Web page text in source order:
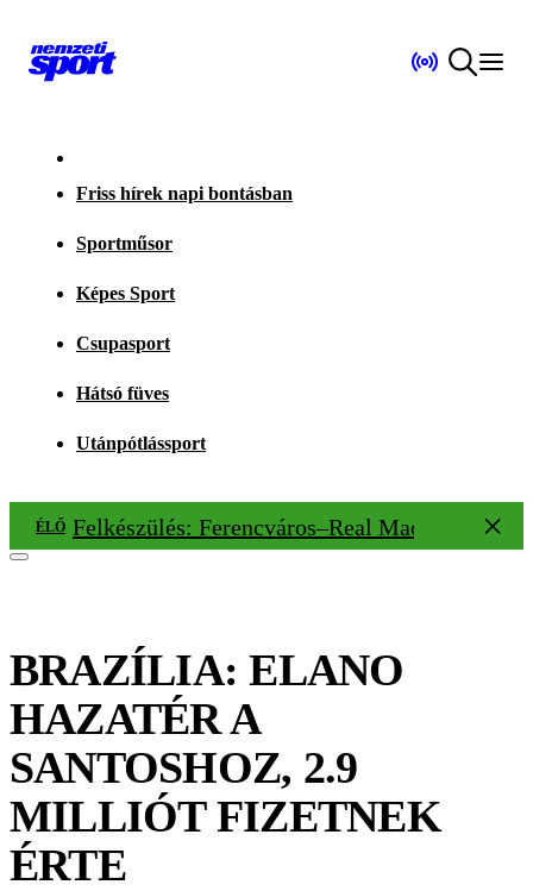
Friss hírek napi bontásban
Sportműsor
Képes Sport
Csupasport
Hátsó füves
Utánpótlássport
ÉLŐ Felkészülés: Ferencváros–Real Madrid 1–2
BRAZÍLIA: ELANO
HAZATÉR A
SANTOSHOZ, 2.9
MILLIÓT FIZETNEK
ÉRTE